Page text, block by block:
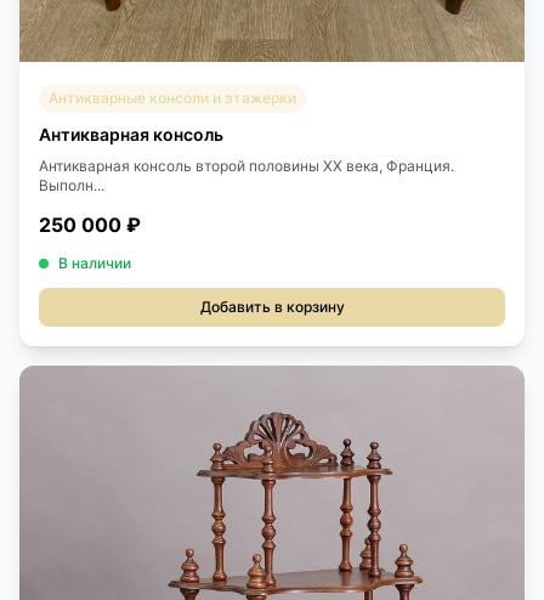
Антикварные консоли и этажерки
Антикварная консоль
Антикварная консоль второй половины XX века, Франция.
Выполн...
250 000 ₽
В наличии
Добавить в корзину